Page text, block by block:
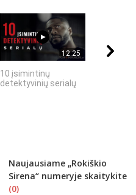
12:25
10 įsimintinų
detektyvinių serialų
Naujausiame „Rokiškio
Sirena“ numeryje skaitykite
(0)